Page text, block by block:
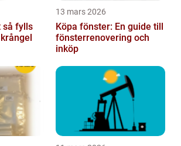
13 mars 2026
Köpa fönster: En guide till
fönsterrenovering och
inköp